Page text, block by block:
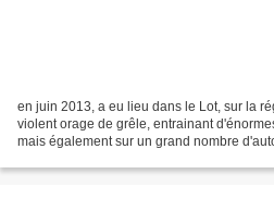
en juin 2013, a eu lieu dans le Lot, sur la
violent orage de grêle, entrainant
mais également sur un grand nombre